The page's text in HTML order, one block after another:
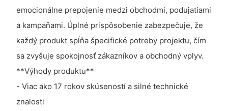
emocionálne prepojenie medzi obchodmi, podujatiami
a kampaňami. Úplné prispôsobenie zabezpečuje, že
každý produkt spĺňa špecifické potreby projektu, čím
sa zvyšuje spokojnosť zákazníkov a obchodný vplyv.
**Výhody produktu**
- Viac ako 17 rokov skúseností a silné technické
znalosti